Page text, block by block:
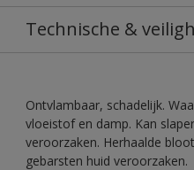
Technische &
Ontvlambaar, schadelijk.
vloeistof en damp. Kan
veroorzaken. Herhaalde
gebarsten huid veroorzaken.